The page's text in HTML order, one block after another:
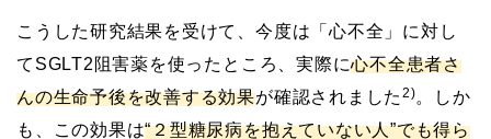
こうした研究結果を受けて、今度は「心不全」に対し
てSGLT2阻害薬を使ったところ、実際に心不全患者さ
んの生命予後を改善する効果が確認されました2)。しか
も、この効果は“２型糖尿病を抱えていない人”でも得ら